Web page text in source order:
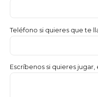
Teléfono si quieres que te
Escríbenos si quieres